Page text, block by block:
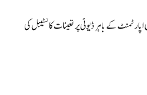
کے باہر ڈیوٹی پر تعینات کانسٹیبل کی